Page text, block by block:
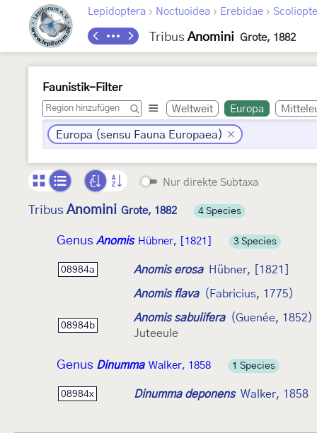
Lepidoptera › Noctuoidea › Erebidae ›
Tribus Anomini Grote, 1882
Faunistik-Filter
Weltweit Europa
Europa (sensu Fauna Europaea)
Nur direkte Subtaxa
Tribus Anomini Grote, 1882 4 Species
Genus Anomis Hübner, [1821] 3 Species
08984a Anomis erosa Hübner, [1821]
Anomis flava (Fabricius, 1775)
08984b
Anomis sabulifera
(Guenée, 1852)
Juteeule
Genus Dinumma Walker, 1858 1 Species
08984x Dinumma deponens Walker, 1858